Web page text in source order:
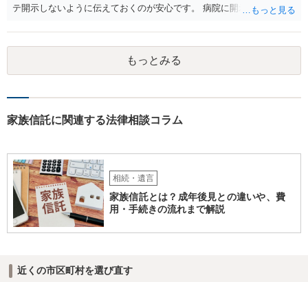
テ開示しないように伝えておくのが安心です。 病院に開示しないよう
可能性は低いのでコストパフォーマンスとしてはどうかなという感じ
がします。
もっとみる
家族信託に関連する法律相談コラム
相続・遺言
家族信託とは？成年後見との違いや、費
用・手続きの流れまで解説
近くの市区町村を選び直す